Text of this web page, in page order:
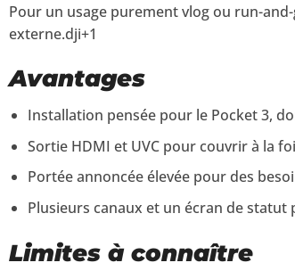
Pour un usage purement vlog ou run-
externe.dji+1
Avantages
Installation pensée pour le Pocket 3,
Sortie HDMI et UVC pour couvrir à la
Portée annoncée élevée pour des
Plusieurs canaux et un écran de
Limites à connaître